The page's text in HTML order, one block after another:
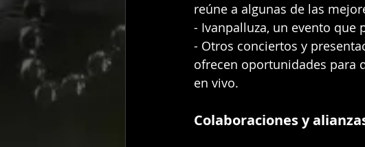
reúne a algunas de las
- Ivanpalluza, un evento que
- Otros conciertos y
ofrecen oportunidades para
en vivo.
Colaboraciones y